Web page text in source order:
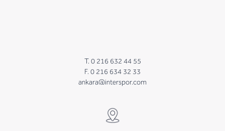
T. 0 216 632 44 55
F. 0 216 634 32 33
ankara@interspor.com